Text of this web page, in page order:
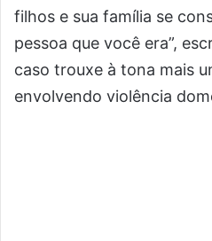
filhos e sua família se
pessoa que você era”,
caso trouxe à tona mais
envolvendo violência